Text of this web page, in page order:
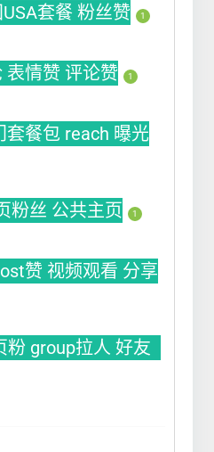
套餐 粉丝赞 1
表情赞 评论赞 1
套餐包 reach 曝光
粉丝 公共主页 1
赞 视频观看 分享
粉 group拉人 好友